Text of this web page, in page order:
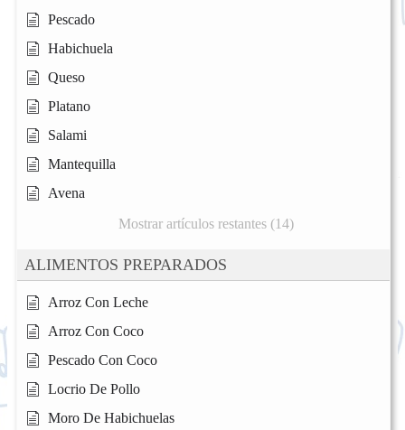
Pescado
Habichuela
Queso
Platano
Salami
Mantequilla
Avena
Mostrar artículos restantes (14)
ALIMENTOS PREPARADOS
Arroz Con Leche
Arroz Con Coco
Pescado Con Coco
Locrio De Pollo
Moro De Habichuelas